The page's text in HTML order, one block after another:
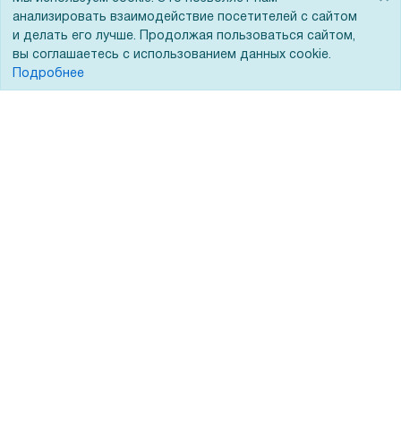
ЭДО
Помощь
анализировать взаимодействие посетителей с сайтом
и делать его лучше. Продолжая пользоваться сайтом,
вы соглашаетесь с использованием данных cookie.
Подробнее